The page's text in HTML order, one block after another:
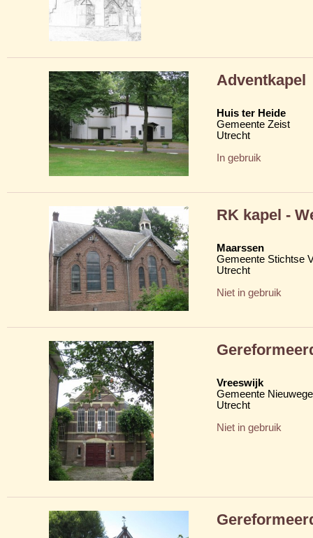
Adventkapel
Huis ter Heide
Gemeente Zeist
Utrecht
In gebruik
RK kapel -
Maarssen
Gemeente Stichtse
Utrecht
Niet in gebruik
Vreeswijk
Gemeente
Utrecht
Niet in gebruik